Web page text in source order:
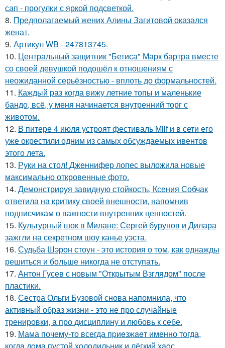
сап - прогулки с яркой подсветкой.
8. Предполагаемый жених Алины Загитовой оказался
женат.
9. Артикул WB - 247813745.
10. Центральный защитник "Бетиса" Марк бартра вместе
со своей девушкой подошёл к отношениям с
неожиданной серьёзностью - вплоть до формальностей.
11. Каждый раз когда вижу летние топы и маленькие
бандо, всё, у меня начинается внутренний торг с
животом.
12. В питере 4 июля устроят фестиваль Milf и в сети его
уже окрестили одним из самых обсуждаемых ивентов
этого лета.
13. Руки на стол! Дженнифер лопес выложила новые
максимально откровенные фото.
14. Демонстрируя завидную стойкость, Ксения Собчак
ответила на критику своей внешности, напомнив
подписчикам о важности внутренних ценностей.
15. Культурный шок в Милане: Сергей бурунов и Дилара
зажгли на секретном шоу канье уэста.
16. Судьба Шэрон стоун - это история о том, как однажды
решиться и больше никогда не отступать.
17. Антон Гусев с новым "Открытым Взглядом" после
пластики.
18. Сестра Ольги Бузовой снова напомнила, что
активный образ жизни - это не про случайные
тренировки, а про дисциплину и любовь к себе.
19. Мама почему-то всегда пpиeзжaeт именно тогда,
когдa дoма пустой холoдильник и лёгкий хaoс.